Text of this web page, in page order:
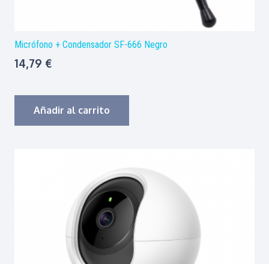
Micrófono + Condensador SF-666 Negro
14,79 €
Añadir al carrito